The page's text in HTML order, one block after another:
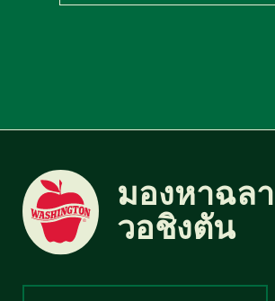
มองหาฉล
วอชิงตัน